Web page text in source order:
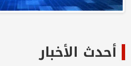
أحدث الأخبار